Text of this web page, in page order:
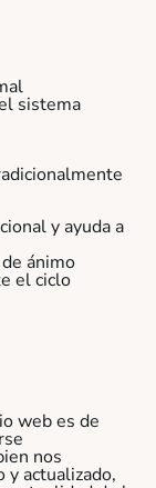
sistema
y ayuda a
ánimo
el ciclo
web es de
nos
y actualizado,